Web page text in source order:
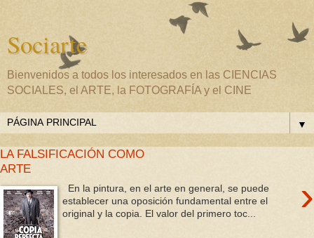
Sociarte
Bienvenidos a todos los interesados en las CIENCIAS
SOCIALES, el ARTE, la FOTOGRAFÍA y el CINE
▼
LA FALSIFICACIÓN COMO
ARTE
›
En la pintura, en el arte en general, se puede
establecer una oposición fundamental entre el
original y la copia. El valor del primero toc...